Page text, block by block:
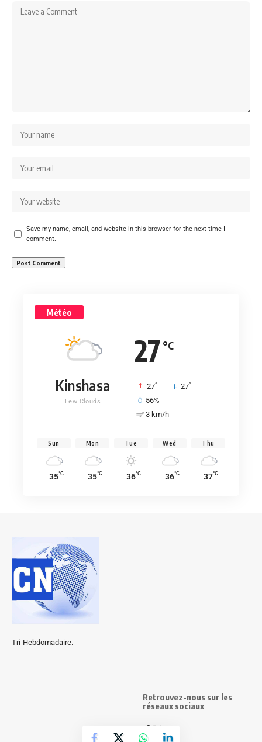
Save my name, email, and website in this browser for the next time I
comment.
Météo
27 °C
Kinshasa
Few Clouds
27° 27°
56%
3 km/h
Sun
35°C
Mon
35°C
Tue
36°C
Wed
36°C
Thu
37°C
Tri-Hebdomadaire.
Retrouvez-nous sur les
réseaux sociaux